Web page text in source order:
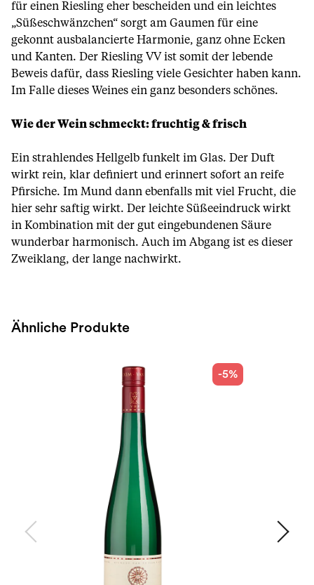
für einen Riesling eher bescheiden und ein leichtes
„Süßeschwänzchen“ sorgt am Gaumen für eine
gekonnt ausbalancierte Harmonie, ganz ohne Ecken
und Kanten. Der Riesling VV ist somit der lebende
Beweis dafür, dass Riesling viele Gesichter haben kann.
Im Falle dieses Weines ein ganz besonders schönes.
Wie der Wein schmeckt: fruchtig & frisch
Ein strahlendes Hellgelb funkelt im Glas. Der Duft
wirkt rein, klar definiert und erinnert sofort an reife
Pfirsiche. Im Mund dann ebenfalls mit viel Frucht, die
hier sehr saftig wirkt. Der leichte Süßeeindruck wirkt
in Kombination mit der gut eingebundenen Säure
wunderbar harmonisch. Auch im Abgang ist es dieser
Zweiklang, der lange nachwirkt.
Ähnliche Produkte
-5%